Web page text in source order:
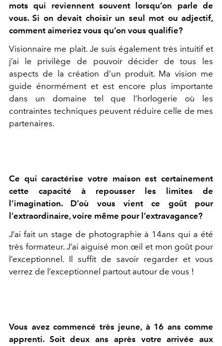
mots qui reviennent souvent lorsqu’on parle de
vous. Si on devait choisir un seul mot ou adjectif,
comment aimeriez vous qu’on vous qualifie?
Visionnaire me plait. Je suis également très intuitif et
j’ai le privilège de pouvoir décider de tous les
aspects de la création d’un produit. Ma vision me
guide énormément et est encore plus importante
dans un domaine tel que l’horlogerie où les
contraintes techniques peuvent réduire celle de mes
partenaires.
Ce qui caractérise votre maison est certainement
cette capacité à repousser les limites de
l’imagination. D’où vous vient ce goût pour
l’extraordinaire, voire même pour l’extravagance?
J’ai fait un stage de photographie à 14ans qui a été
très formateur. J’ai aiguisé mon œil et mon goût pour
l’exceptionnel. Il suffit de savoir regarder et vous
verrez de l’exceptionnel partout autour de vous !
Vous avez commencé très jeune, à 16 ans comme
apprenti. Soit deux ans après votre arrivée aux